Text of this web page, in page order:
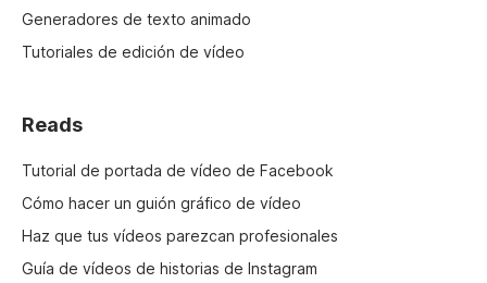
Generadores de texto animado
Tutoriales de edición de vídeo
Reads
Tutorial de portada de vídeo de Facebook
Cómo hacer un guión gráfico de vídeo
Haz que tus vídeos parezcan profesionales
Guía de vídeos de historias de Instagram